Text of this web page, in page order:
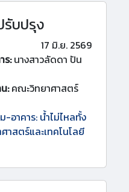
บปรุง
17 มิ.ย. 2569
ร:นางสาวลัดดา ปัน
:คณะวิทยาศาสตร์
-อาคาร: น้ำไม่ไหลทั้ง
าสตร์และเทคโนโลยี